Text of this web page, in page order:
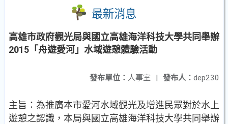
最新消息
高雄市政府觀光局與國立高雄海洋科技大學共同舉辦
2015「舟遊愛河」水域遊憩體驗活動
發布人： dep230
發布單位： 人事室 |
主旨：為推廣本市愛河水域觀光及增進民眾對於水上
遊憩之認識，本局與國立高雄海洋科技大學共同舉辦